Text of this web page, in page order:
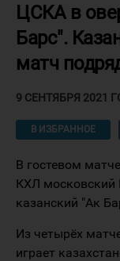
ЦСКА в
Барс".
матч
9 СЕНТЯБРЯ 2021
В ИЗБРАННОЕ
В гостевом
КХЛ московский
казанский "Ак
Из четырёх
играет